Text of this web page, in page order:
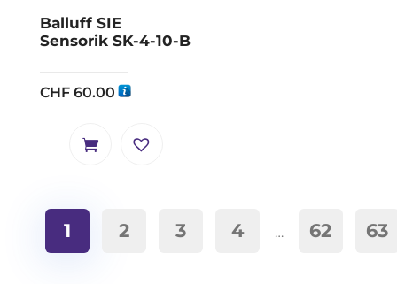
Balluff SIE
Sensorik SK-4-10-B
CHF60.00
1 2 3 4 … 62 63